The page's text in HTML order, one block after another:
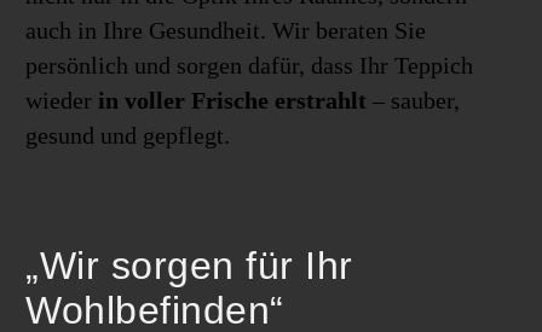
auch in Ihre Gesundheit. Wir beraten Sie
persönlich und sorgen dafür, dass Ihr Teppich
wieder in voller Frische erstrahlt – sauber,
gesund und gepflegt.
„Wir sorgen für Ihr
Wohlbefinden“